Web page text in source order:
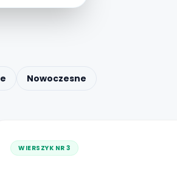
Nowoczesne
WIERSZYK NR 3